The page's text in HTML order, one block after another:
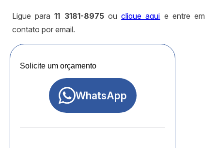
Ligue para11 3181-8975ouclique aqui e entre em
contato por email.
Solicite um orçamento
WhatsApp